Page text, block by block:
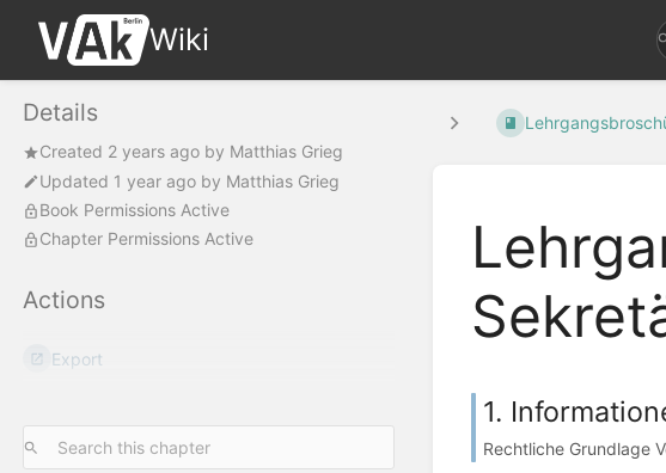
Wiki
Details
Created 2 years ago by Matthias Grieg
Updated 1 year ago by Matthias Grieg
Book Permissions Active
Chapter Permissions Active
Actions
Export
1.
Rechtliche Grundlage